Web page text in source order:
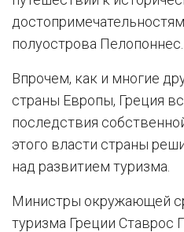
полуострова Пелопоннес.
Впрочем, как и многие
страны Европы, Греция
последствия
этого власти страны
над развитием туризма.
Министры окружающей
туризма Греции Ставрос